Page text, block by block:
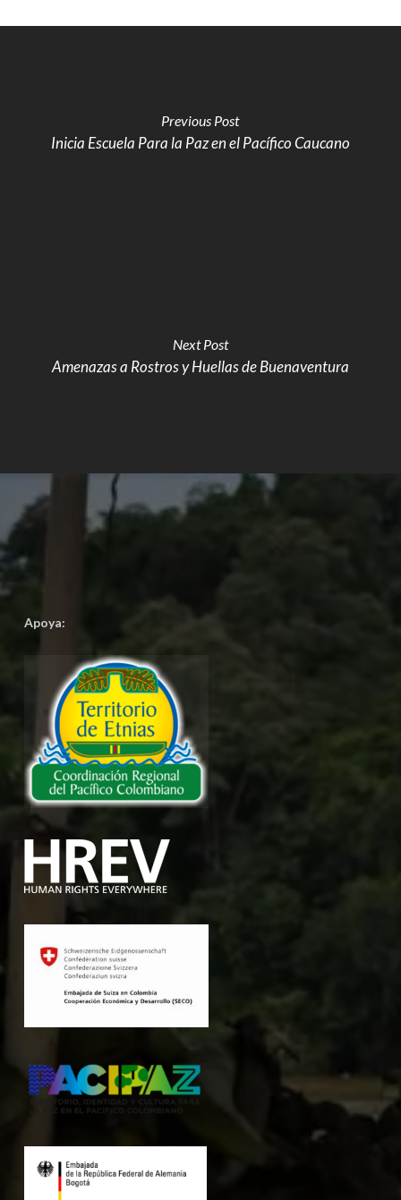
Previous Post
Inicia Escuela Para la Paz en el Pacífico Caucano
Next Post
Amenazas a Rostros y Huellas de Buenaventura
Apoya: